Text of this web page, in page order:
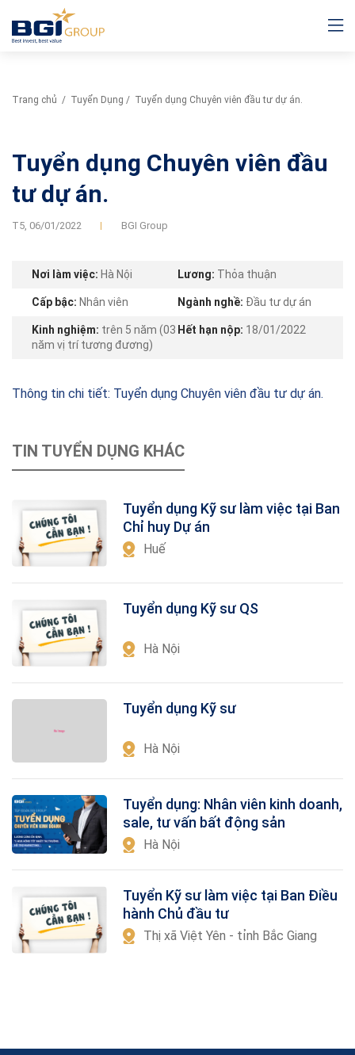
Trang chủ / Tuyển Dụng / Tuyển dụng Chuyên viên đầu tư dự án.
Tuyển dụng Chuyên viên đầu
tư dự án.
T5, 06/01/2022 BGI Group
Nơi làm việc: Hà Nội Lương: Thỏa thuận
Cấp bậc: Nhân viên Ngành nghề: Đầu tư dự án
Kinh nghiệm: trên 5 năm (03
năm vị trí tương đương)
Hết hạn nộp: 18/01/2022
Thông tin chi tiết: Tuyển dụng Chuyên viên đầu tư dự án.
TIN TUYỂN DỤNG KHÁC
Tuyển dụng Kỹ sư làm việc tại Ban
Chỉ huy Dự án
Huế
Tuyển dụng Kỹ sư QS
Hà Nội
Tuyển dụng Kỹ sư
Hà Nội
Tuyển dụng: Nhân viên kinh doanh,
sale, tư vấn bất động sản
Hà Nội
Tuyển Kỹ sư làm việc tại Ban Điều
hành Chủ đầu tư
Thị xã Việt Yên - tỉnh Bắc Giang